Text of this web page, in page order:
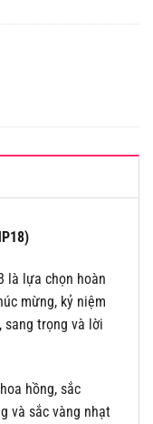
là lựa chọn hoàn
mừng, kỷ niệm
sang trọng và lời
hồng, sắc
và sắc vàng nhạt